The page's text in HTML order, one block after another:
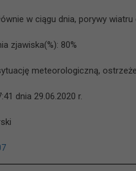
w ciągu dnia, porywy
zjawiska(%): 80%
meteorologiczną,
dnia 29.06.2020 r.